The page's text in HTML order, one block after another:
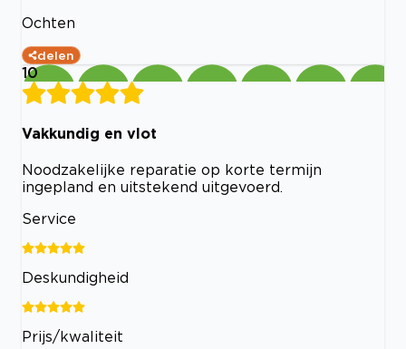
Ochten
delen
10
Vakkundig en vlot
Noodzakelijke reparatie op korte termijn
ingepland en uitstekend uitgevoerd.
Service
Deskundigheid
Prijs/kwaliteit